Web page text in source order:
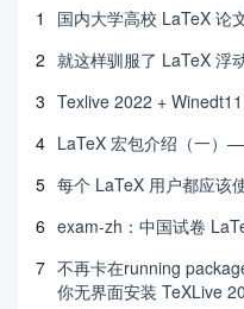
1
国内大学高校 LaTeX 论
2 就这样驯服了 LaTeX 浮
3 Texlive 2022 +
4 LaTeX 宏包介绍（一
5 每个 LaTeX 用户都应该
6 exam-zh：中国试卷
7 不再卡在running
你无界面安装 TeXLive